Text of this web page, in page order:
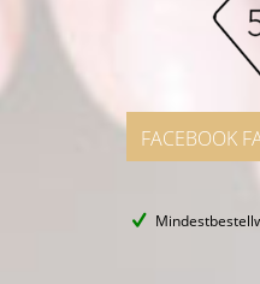
FACEBOOK